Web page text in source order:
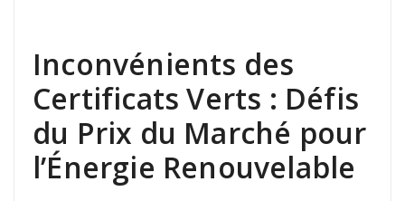
Inconvénients des
Certificats Verts : Défis
du Prix du Marché pour
l’Énergie Renouvelable